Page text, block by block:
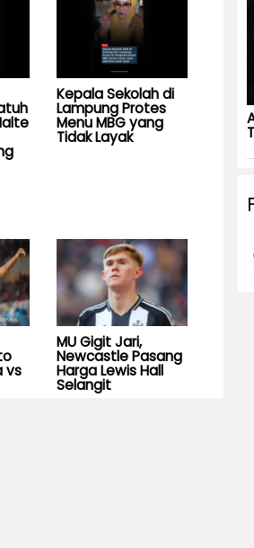
Kepala Sekolah di
Lampung Protes
Menu MBG yang
Tidak Layak
vs
MU Gigit Jari,
Newcastle Pasang
Harga Lewis Hall
Selangit